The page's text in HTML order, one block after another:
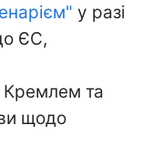
у разі
ЄС,
Кремлем та
щодо